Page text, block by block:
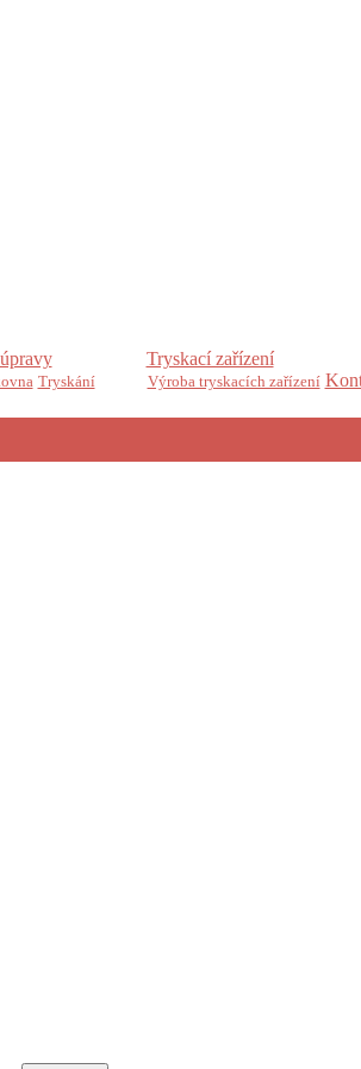
Tryskání
Tryskací zařízení
Výroba tryskacích zařízení